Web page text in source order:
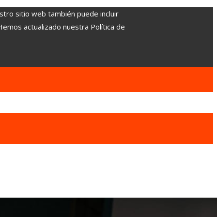
sitio web también puede incluir
actualizado nuestra Política de